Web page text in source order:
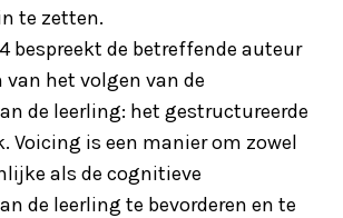
te zetten.
bespreekt de betreffende auteur
van het volgen van de
de leerling: het gestructureerde
Voicing is een manier om zowel
als de cognitieve
de leerling te bevorderen en te